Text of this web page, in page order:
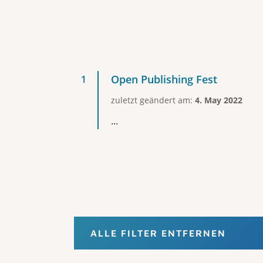
Open Publishing Fest
zuletzt geändert am: 4. May 2022
...
ALLE FILTER ENTFERNEN